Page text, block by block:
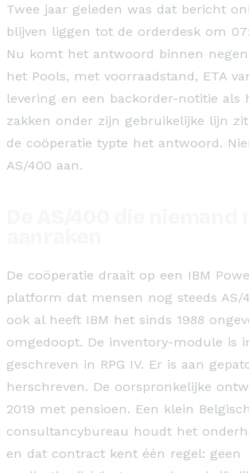
Twee jaar geleden was dat bericht
blijven liggen tot de orderdesk om
Nu komt het antwoord binnen
het Pools, met voorraadstand, ETA
levering en een backorder-notitie als
zakken onder zijn gebruikelijke lijn
de coöperatie typte het antwoord.
AS/400 aan.
De coöperatie draait op een IBM
platform dat mensen nog steeds AS/
ook al heeft IBM het sinds 1988
omgedoopt. De inventory-module is
geschreven in RPG IV. Er is aan
herschreven. De oorspronkelijke
2019 met pensioen. Een klein Belgisch
consultancybureau houdt het
en dat contract kent één regel: geen